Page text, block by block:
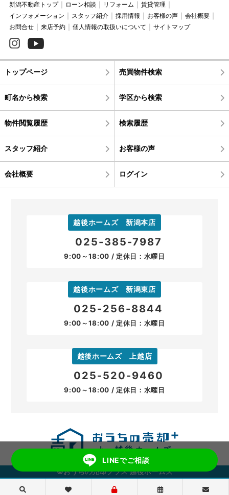
新潟不動産トップ ローン相談 リフォーム
賃貸管理
インフォメーション
スタッフ紹介 採用情報 お客様の声
会社概要
お問合せ
来店予約 個人情報の取扱いについて サイトマップ
トップページ 売買物件検索
町名から検索 学区から検索
物件閲覧履歴 検索履歴
スタッフ紹介 お客様の声
会社概要 ログイン
越後ホームズ 新潟本店
025-385-7987
9:00～18:00 / 定休日：水曜日
越後ホームズ 新潟東店
025-256-8844
9:00～18:00 / 定休日：水曜日
越後ホームズ 上越店
025-520-9460
9:00～18:00 / 定休日：水曜日
©おうちの売却プラス 越後ホームズ
LINEでご相談